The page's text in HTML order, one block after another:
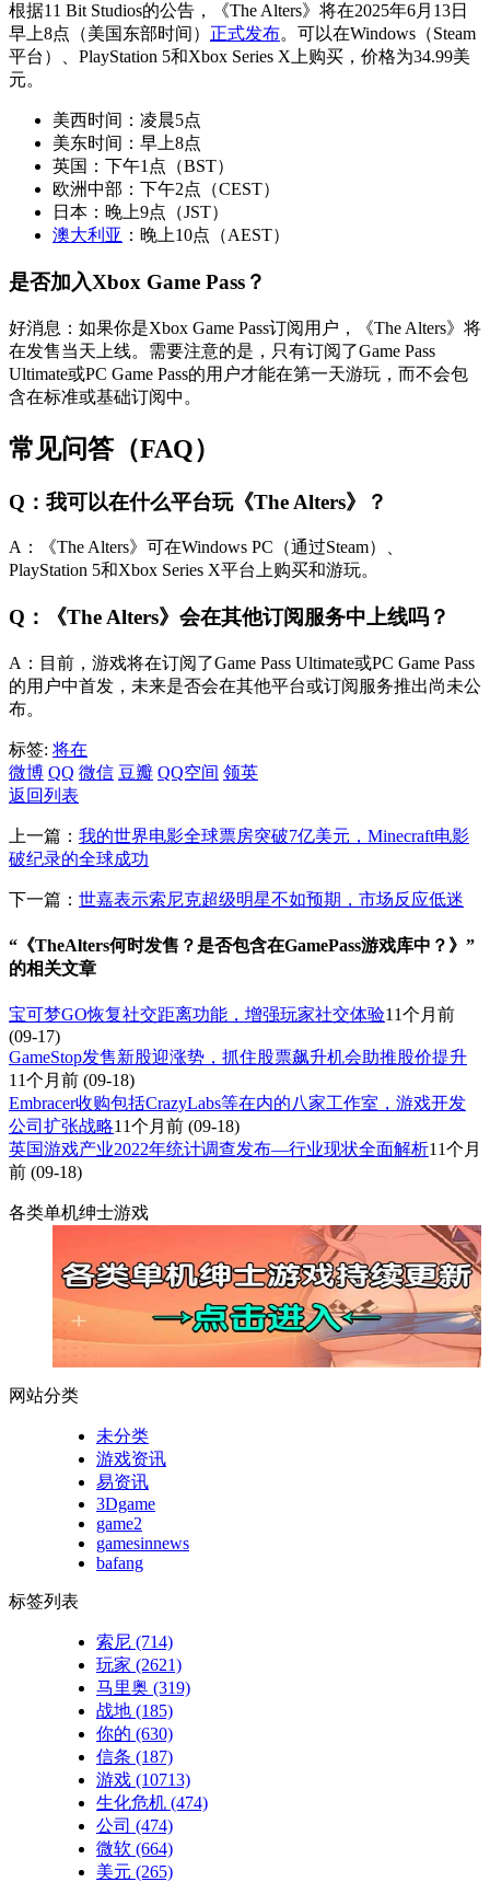
根据11 Bit Studios的公告，《The Alters》将在2025年6月13日
早上8点（美国东部时间）
正式发布。可以在Windows（Steam
平台）、PlayStation 5和Xbox Series X上购买，价格为34.99美
元。
美西时间：凌晨5点
美东时间：早上8点
英国：下午1点（BST）
欧洲中部：下午2点（CEST）
日本：晚上9点（JST）
澳大利亚 ：晚上10点（AEST）
是否加入Xbox Game Pass？
好消息：如果你是Xbox Game Pass订阅用户，《The Alters》将
在发售当天上线。需要注意的是，只有订阅了Game Pass
Ultimate或PC Game Pass的用户才能在第一天游玩，而不会包
含在标准或基础订阅中。
常见问答（FAQ）
Q：我可以在什么平台玩《The Alters》？
A：《The Alters》可在Windows PC（通过Steam）、
PlayStation 5和Xbox Series X平台上购买和游玩。
Q：《The Alters》会在其他订阅服务中上线吗？
A：目前，游戏将在订阅了Game Pass Ultimate或PC Game Pass
的用户中首发，未来是否会在其他平台或订阅服务推出尚未公
布。
标签: 将在
微博 QQ 微信 豆瓣 QQ空间 领英
返回列表
上一篇： 我的世界电影全球票房突破7亿美元，Minecraft电影
破纪录的全球成功
下一篇： 世嘉表示索尼克超级明星不如预期，市场反应低迷
“《TheAlters何时发售？是否包含在GamePass游戏库中？》”
的相关文章
宝可梦GO恢复社交距离功能，增强玩家社交体验11个月前
(09-17)
GameStop发售新股迎涨势，抓住股票飙升机会助推股价提升
11个月前 (09-18)
Embracer收购包括CrazyLabs等在内的八家工作室，游戏开发
公司扩张战略11个月前 (09-18)
英国游戏产业2022年统计调查发布—行业现状全面解析11个月
前 (09-18)
各类单机绅士游戏
网站分类
未分类
游戏资讯
易资讯
3Dgame
game2
gamesinnews
bafang
标签列表
索尼 (714)
玩家 (2621)
马里奥 (319)
战地 (185)
你的 (630)
信条 (187)
游戏 (10713)
生化危机 (474)
公司 (474)
微软 (664)
美元 (265)